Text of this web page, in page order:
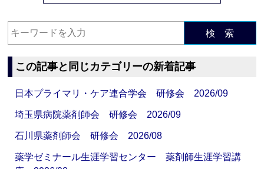
検 索
この記事と同じカテゴリーの新着記事
日本プライマリ・ケア連合学会 研修会 2026/09
埼玉県病院薬剤師会 研修会 2026/09
石川県薬剤師会 研修会 2026/08
薬学ゼミナール生涯学習センター 薬剤師生涯学習講